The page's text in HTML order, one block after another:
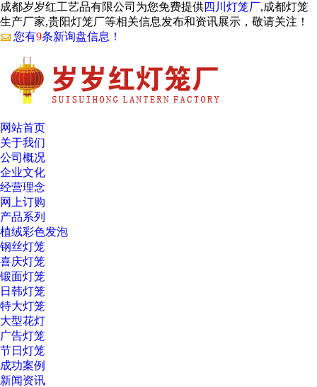
成都岁岁红工艺品有限公司为您免费提供四川灯笼厂,成都灯笼
生产厂家,贵阳灯笼厂等相关信息发布和资讯展示，敬请关注！
您有9条新询盘信息！
网站首页
关于我们
公司概况
企业文化
经营理念
网上订购
产品系列
植绒彩色发泡
钢丝灯笼
喜庆灯笼
锻面灯笼
日韩灯笼
特大灯笼
大型花灯
广告灯笼
节日灯笼
成功案例
新闻资讯